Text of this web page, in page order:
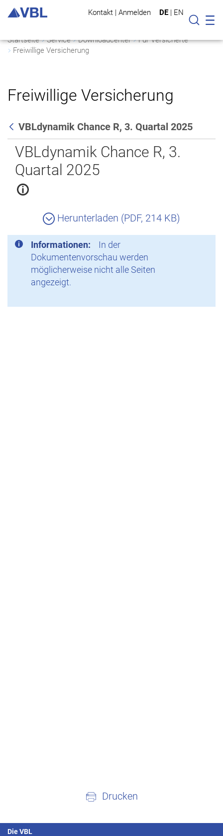
Kontakt | Anmelden DE | EN
Suche
Startseite Service Downloadcenter
Für Versicherte
Freiwillige Versicherung
Freiwillige Versicherung
Zurück
VBLdynamik Chance R, 3. Quartal 2025
VBLdynamik Chance R, 3.
Quartal 2025
Herunterladen (PDF, 214 KB)
Informationen:
In der
Dokumentenvorschau werden
möglicherweise nicht alle Seiten
angezeigt.
Drucken
Die VBL